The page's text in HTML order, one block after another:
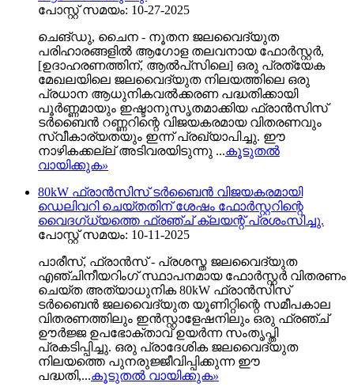
പോസ്റ്റ് സമയം: 10-27-2025
ചെങ്ഡു, ചൈന - നൂതന ജലവൈദ്യുത
പരിഹാരങ്ങളിൽ ആഗോള തലവനായ ഫോർസ്റ്റർ,
[ഉദാഹരണത്തിന്, ആൽപ്‌സിലെ] ഒരു പ്രത്യേക
മേഖലയിലെ ജലവൈദ്യുത നിലയത്തിലെ ഒരു
പ്രധാന ആധുനികവൽക്കരണ പദ്ധതിക്കായി
പൂർണ്ണമായും ഇഷ്ടാനുസൃതമാക്കിയ ഫ്രാൻസിസ്
ടർബൈൻ റണ്ണറിന്റെ വിജയകരമായ വിതരണവും
സ്വീകാര്യതയും ഇന്ന് പ്രഖ്യാപിച്ചു. ഈ
നാഴികക്കല്ല് അടിവരയിടുന്നു ...കൂടുതൽ
വായിക്കുക»
80kW ഫ്രാൻസിസ് ടർബൈൻ വിജയകരമായി
ഡെലിവറി ചെയ്തതിന് ശേഷം ഫോർസ്റ്ററിന്റെ
വൈദഗ്ധ്യത്തെ ഫ്രഞ്ച് ക്ലയന്റ് പ്രശംസിച്ചു.
പോസ്റ്റ് സമയം: 10-11-2025
പാരീസ്, ഫ്രാൻസ് - പ്രശസ്ത ജലവൈദ്യുത
എഞ്ചിനീയറിംഗ് സ്ഥാപനമായ ഫോർസ്റ്റർ വിതരണം
ചെയ്ത അത്യാധുനിക 80kW ഫ്രാൻസിസ്
ടർബൈൻ ജലവൈദ്യുത യൂണിറ്റിന്റെ സമീപകാല
വിതരണത്തിലും ഇൻസ്റ്റാളേഷനിലും ഒരു ഫ്രഞ്ച്
ഊർജ്ജ ഉപഭോക്താവ് ഉയർന്ന സംതൃപ്തി
പ്രകടിപ്പിച്ചു. ഒരു പ്രാദേശിക ജലവൈദ്യുത
നിലയത്തെ പുനരുജ്ജീവിപ്പിക്കുന്ന ഈ
പദ്ധതി,...കൂടുതൽ വായിക്കുക»